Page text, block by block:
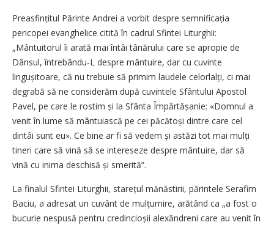
Preasfințitul Părinte Andrei a vorbit despre semnificația
pericopei evanghelice citită în cadrul Sfintei Liturghii:
„Mântuitorul îi arată mai întâi tânărului care se apropie de
Dânsul, întrebându-L despre mântuire, dar cu cuvinte
lingușitoare, că nu trebuie să primim laudele celorlalți, ci mai
degrabă să ne considerăm după cuvintele Sfântului Apostol
Pavel, pe care le rostim și la Sfânta Împărtășanie: «Domnul a
venit în lume să mântuiască pe cei păcătoși dintre care cel
dintâi sunt eu». Ce bine ar fi să vedem și astăzi tot mai mulți
tineri care să vină să se intereseze despre mântuire, dar să
vină cu inima deschisă și smerită”.
La finalul Sfintei Liturghii, starețul mănăstirii, părintele Serafim
Baciu, a adresat un cuvânt de mulțumire, arătând ca „a fost o
bucurie nespusă pentru credincioșii alexăndreni care au venit în